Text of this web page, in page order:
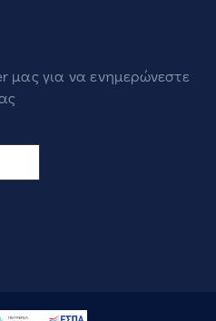
μας για να ενημερώνεστε